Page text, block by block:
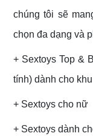
chúng tôi sẽ
chọn đa dạng và
+ Sextoys Top &
tính) dành cho
+ Sextoys cho nữ
+ Sextoys dành